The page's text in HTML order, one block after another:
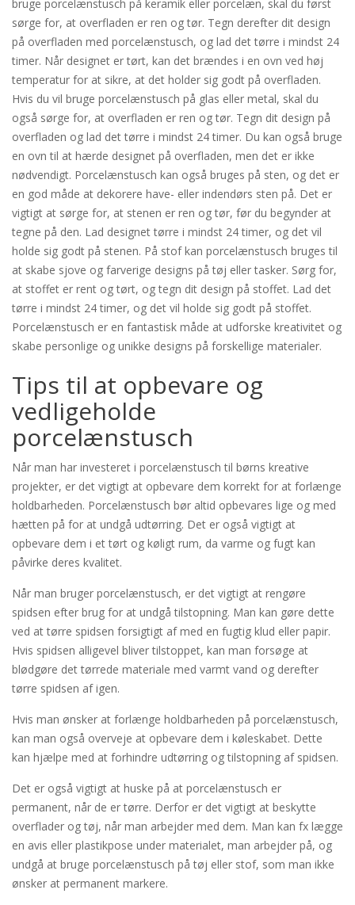
bruge porcelænstusch på keramik eller porcelæn, skal du først
sørge for, at overfladen er ren og tør. Tegn derefter dit design
på overfladen med porcelænstusch, og lad det tørre i mindst 24
timer. Når designet er tørt, kan det brændes i en ovn ved høj
temperatur for at sikre, at det holder sig godt på overfladen.
Hvis du vil bruge porcelænstusch på glas eller metal, skal du
også sørge for, at overfladen er ren og tør. Tegn dit design på
overfladen og lad det tørre i mindst 24 timer. Du kan også bruge
en ovn til at hærde designet på overfladen, men det er ikke
nødvendigt. Porcelænstusch kan også bruges på sten, og det er
en god måde at dekorere have- eller indendørs sten på. Det er
vigtigt at sørge for, at stenen er ren og tør, før du begynder at
tegne på den. Lad designet tørre i mindst 24 timer, og det vil
holde sig godt på stenen. På stof kan porcelænstusch bruges til
at skabe sjove og farverige designs på tøj eller tasker. Sørg for,
at stoffet er rent og tørt, og tegn dit design på stoffet. Lad det
tørre i mindst 24 timer, og det vil holde sig godt på stoffet.
Porcelænstusch er en fantastisk måde at udforske kreativitet og
skabe personlige og unikke designs på forskellige materialer.
Tips til at opbevare og
vedligeholde
porcelænstusch
Når man har investeret i porcelænstusch til børns kreative
projekter, er det vigtigt at opbevare dem korrekt for at forlænge
holdbarheden. Porcelænstusch bør altid opbevares lige og med
hætten på for at undgå udtørring. Det er også vigtigt at
opbevare dem i et tørt og køligt rum, da varme og fugt kan
påvirke deres kvalitet.
Når man bruger porcelænstusch, er det vigtigt at rengøre
spidsen efter brug for at undgå tilstopning. Man kan gøre dette
ved at tørre spidsen forsigtigt af med en fugtig klud eller papir.
Hvis spidsen alligevel bliver tilstoppet, kan man forsøge at
blødgøre det tørrede materiale med varmt vand og derefter
tørre spidsen af igen.
Hvis man ønsker at forlænge holdbarheden på porcelænstusch,
kan man også overveje at opbevare dem i køleskabet. Dette
kan hjælpe med at forhindre udtørring og tilstopning af spidsen.
Det er også vigtigt at huske på at porcelænstusch er
permanent, når de er tørre. Derfor er det vigtigt at beskytte
overflader og tøj, når man arbejder med dem. Man kan fx lægge
en avis eller plastikpose under materialet, man arbejder på, og
undgå at bruge porcelænstusch på tøj eller stof, som man ikke
ønsker at permanent markere.